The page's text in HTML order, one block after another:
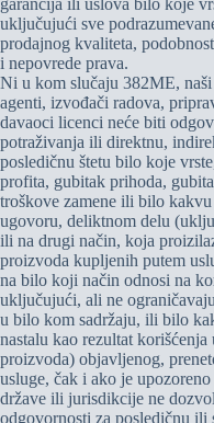
garancija ili uslova bilo koje
uključujući sve
prodajnog kvaliteta,
i nepovrede prava.
Ni u kom slučaju 382ME,
agenti, izvođači radova,
davaoci licenci neće biti
potraživanja ili direktnu,
posledičnu štetu bilo koje
profita, gubitak prihoda,
troškove zamene ili bilo
ugovoru, deliktnom delu
ili na drugi način, koja
proizvoda kupljenih putem
na bilo koji način odnosi na
uključujući, ali ne
u bilo kom sadržaju, ili bilo
nastalu kao rezultat
proizvoda) objavljenog,
usluge, čak i ako je
države ili jurisdikcije ne
odgovornosti za posledičnu ili